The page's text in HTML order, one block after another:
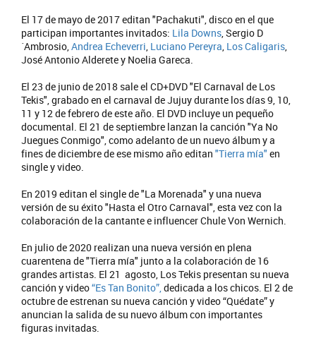
El 17 de mayo de 2017 editan "Pachakuti", disco en el que
participan importantes invitados: Lila Downs, Sergio D
´Ambrosio,Andrea Echeverri, Luciano Pereyra, Los Caligaris,
José Antonio Alderete y Noelia Gareca.
El 23 de junio de 2018 sale el CD+DVD "El Carnaval de Los
Tekis", grabado en el carnaval de Jujuy durante los días 9, 10,
11 y 12 de febrero de este año. El DVD incluye un pequeño
documental. El 21 de septiembre lanzan la canción "Ya No
Juegues Conmigo", como adelanto de un nuevo álbum y a
fines de diciembre de ese mismo año editan "Tierra mía" en
single y video.
En 2019 editan el single de "La Morenada" y una nueva
versión de su éxito "Hasta el Otro Carnaval", esta vez con la
colaboración de la cantante e influencer Chule Von Wernich.
En julio de 2020 realizan una nueva versión en plena
cuarentena de "Tierra mía" junto a la colaboración de 16
grandes artistas. El 21 agosto, Los Tekis presentan su nueva
canción y video“Es Tan Bonito”,dedicada a los chicos. El 2 de
octubre de estrenan su nueva canción y video “Quédate” y
anuncian la salida de su nuevo álbum con importantes
figuras invitadas.